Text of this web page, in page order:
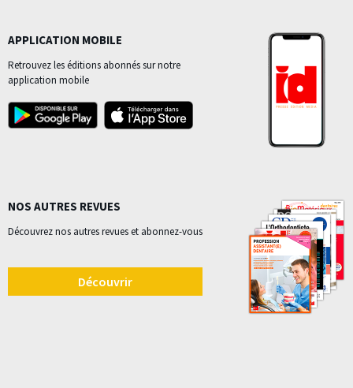
APPLICATION MOBILE
Retrouvez les éditions abonnés sur notre
application mobile
NOS AUTRES REVUES
Découvrez nos autres revues et abonnez-vous
Découvrir